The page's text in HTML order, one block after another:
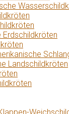
Landschildkröten